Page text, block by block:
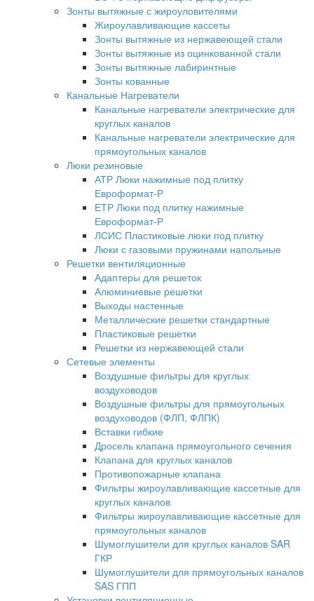
Зонты вытяжные с жироуловителями
Жироулавливающие кассеты
Зонты вытяжные из нержавеющей стали
Зонты вытяжные из оцинкованной стали
Зонты вытяжные лабиринтные
Зонты кованные
Канальные Нагреватели
Канальные нагреватели электрические для
круглых каналов
Канальные нагреватели электрические для
прямоугольных каналов
Люки резиновые
АТР Люки нажимные под плитку
Евроформат-Р
ЕТР Люки под плитку нажимные
Евроформат-Р
ЛСИС Пластиковые люки под плитку
Люки с газовыми пружинами напольные
Решетки вентиляционные
Адаптеры для решеток
Алюминиевые решетки
Выходы настенные
Металлические решетки стандартные
Пластиковые решетки
Решетки из нержавеющей стали
Сетевые элементы
Воздушные фильтры для круглых
воздуховодов
Воздушные фильтры для прямоугольных
воздуховодов (ФЛП, ФЛПК)
Вставки гибкие
Дросель клапана прямоугольного сечения
Клапана для круглых каналов
Противопожарные клапана
Фильтры жироулавливающие кассетные для
круглых каналов
Фильтры жироулавливающие кассетные для
прямоугольных каналов
Шумоглушители для круглых каналов SAR
ГКР
Шумоглушители для прямоугольных каналов
SAS ГПП